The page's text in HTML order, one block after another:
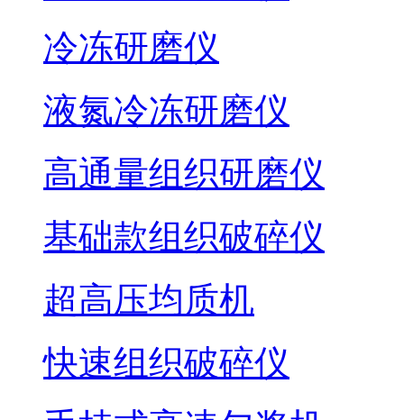
冷冻研磨仪
液氮冷冻研磨仪
高通量组织研磨仪
基础款组织破碎仪
超高压均质机
快速组织破碎仪